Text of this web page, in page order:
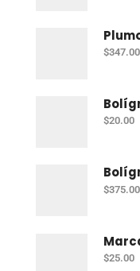
$347.00
$20.00
$375.00
$25.00